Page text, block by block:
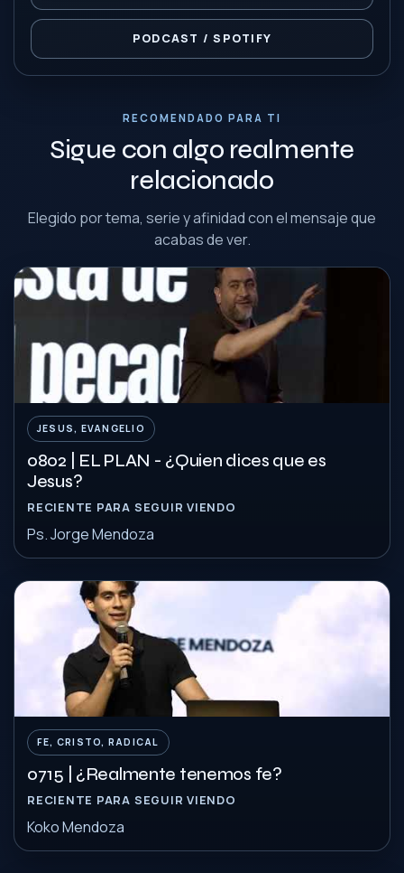
PODCAST / SPOTIFY
RECOMENDADO PARA TI
Sigue con algo realmente
relacionado
Elegido por tema, serie y afinidad con el mensaje que
acabas de ver.
JESUS, EVANGELIO
0802 | EL PLAN - ¿Quien dices que es
Jesus?
RECIENTE PARA SEGUIR VIENDO
Ps. Jorge Mendoza
FE, CRISTO, RADICAL
0715 | ¿Realmente tenemos fe?
RECIENTE PARA SEGUIR VIENDO
Koko Mendoza